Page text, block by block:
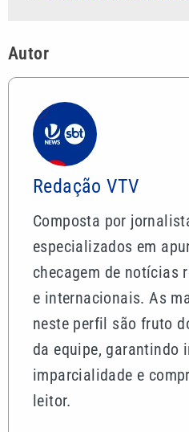
Autor
Redação VTV
Composta por
especializados em
checagem de notícias
e internacionais. As
neste perfil são fruto
da equipe, garantindo
imparcialidade e
leitor.